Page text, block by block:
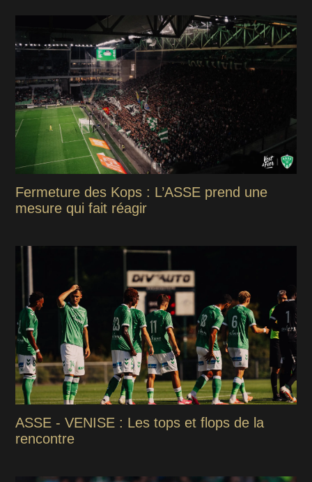
Fermeture des Kops : L’ASSE prend une
mesure qui fait réagir
ASSE - VENISE : Les tops et flops de la
rencontre